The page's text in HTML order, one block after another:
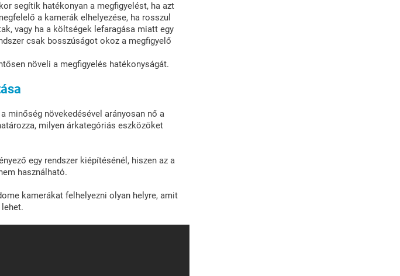
segítik hatékonyan a megfigyelést, ha azt
a kamerák elhelyezése, ha rosszul
vagy ha a költségek lefaragása miatt egy
csak bosszúságot okoz a megfigyelő
növeli a megfigyelés hatékonyságát.
minőség növekedésével arányosan nő a
milyen árkategóriás eszközöket
egy rendszer kiépítésénél, hiszen az a
használható.
kamerákat felhelyezni olyan helyre, amit